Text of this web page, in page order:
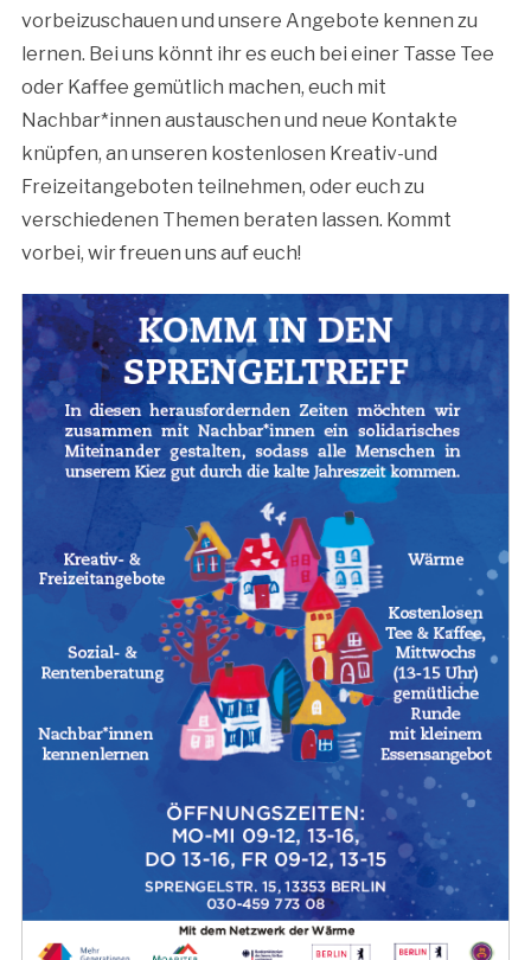
vorbeizuschauen und unsere Angebote kennen zu
lernen. Bei uns könnt ihr es euch bei einer Tasse Tee
oder Kaffee gemütlich machen, euch mit
Nachbar*innen austauschen und neue Kontakte
knüpfen, an unseren kostenlosen Kreativ-und
Freizeitangeboten teilnehmen, oder euch zu
verschiedenen Themen beraten lassen. Kommt
vorbei, wir freuen uns auf euch!